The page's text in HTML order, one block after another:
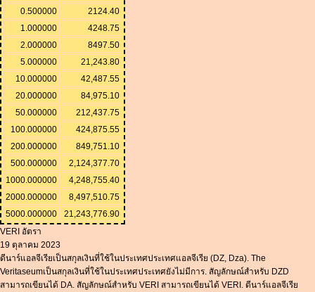
0.500000
2124.40
1.000000
4248.75
2.000000
8497.50
5.000000
21,243.80
10.000000
42,487.55
20.000000
84,975.10
50.000000
212,437.75
100.000000
424,875.55
200.000000
849,751.10
500.000000
2,124,377.70
1000.000000
4,248,755.40
2000.000000
8,497,510.75
5000.000000
21,243,776.90
VERI อัตรา
19 ตุลาคม 2023
ดีนาร์แอลจีเรียเป็นสกุลเงินที่ใช้ในประเทศประเทศแอลจีเรีย (DZ, Dza). The
Veritaseumเป็นสกุลเงินที่ใช้ในประเทศประเทศยังไม่มีการ. สัญลักษณ์สำหรับ DZD
สามารถเขียนได้ DA. สัญลักษณ์สำหรับ VERI สามารถเขียนได้ VERI. ดีนาร์แอลจีเรีย